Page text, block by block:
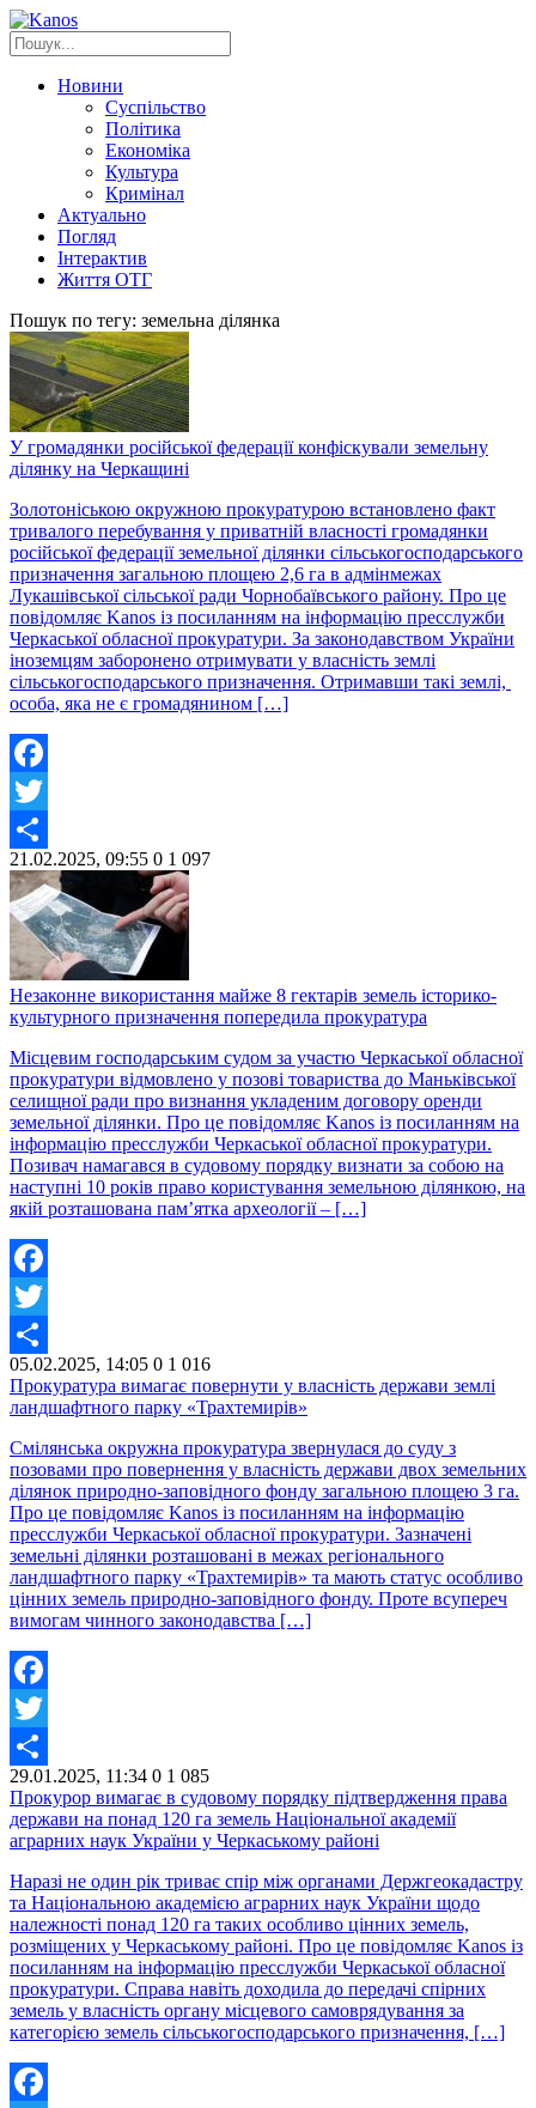
Новини
Суспільство
Політика
Економіка
Культура
Кримінал
Актуально
Погляд
Інтерактив
Життя ОТГ
Пошук по тегу: земельна ділянка
У громадянки російської федерації конфіскували земельну
ділянку на Черкащині
Золотоніською окружною прокуратурою встановлено факт
тривалого перебування у приватній власності громадянки
російської федерації земельної ділянки сільськогосподарського
призначення загальною площею 2,6 га в адмінмежах
Лукашівської сільської ради Чорнобаївського району. Про це
повідомляє Kanos із посиланням на інформацію пресслужби
Черкаської обласної прокуратури. За законодавством України
іноземцям заборонено отримувати у власність землі
сільськогосподарського призначення. Отримавши такі землі,
особа, яка не є громадянином […]
Facebook
Twitter
Share
21.02.2025, 09:55 0 1 097
Незаконне використання майже 8 гектарів земель історико-
культурного призначення попередила прокуратура
Місцевим господарським судом за участю Черкаської обласної
прокуратури відмовлено у позові товариства до Маньківської
селищної ради про визнання укладеним договору оренди
земельної ділянки. Про це повідомляє Kanos із посиланням на
інформацію пресслужби Черкаської обласної прокуратури.
Позивач намагався в судовому порядку визнати за собою на
наступні 10 років право користування земельною ділянкою, на
якій розташована пам’ятка археології – […]
Facebook
Twitter
Share
05.02.2025, 14:05 0 1 016
Прокуратура вимагає повернути у власність держави землі
ландшафтного парку «Трахтемирів»
Смілянська окружна прокуратура звернулася до суду з
позовами про повернення у власність держави двох земельних
ділянок природно-заповідного фонду загальною площею 3 га.
Про це повідомляє Kanos із посиланням на інформацію
пресслужби Черкаської обласної прокуратури. Зазначені
земельні ділянки розташовані в межах регіонального
ландшафтного парку «Трахтемирів» та мають статус особливо
цінних земель природно-заповідного фонду. Проте всупереч
вимогам чинного законодавства […]
Facebook
Twitter
Share
29.01.2025, 11:34 0 1 085
Прокурор вимагає в судовому порядку підтвердження права
держави на понад 120 га земель Національної академії
аграрних наук України у Черкаському районі
Наразі не один рік триває спір між органами Держгеокадастру
та Національною академією аграрних наук України щодо
належності понад 120 га таких особливо цінних земель,
розміщених у Черкаському районі. Про це повідомляє Kanos із
посиланням на інформацію пресслужби Черкаської обласної
прокуратури. Справа навіть доходила до передачі спірних
земель у власність органу місцевого самоврядування за
категорією земель сільськогосподарського призначення, […]